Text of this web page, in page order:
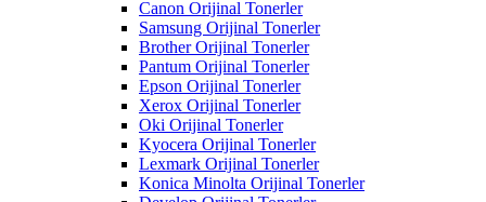
Canon Orijinal Tonerler
Samsung Orijinal Tonerler
Brother Orijinal Tonerler
Pantum Orijinal Tonerler
Epson Orijinal Tonerler
Xerox Orijinal Tonerler
Oki Orijinal Tonerler
Kyocera Orijinal Tonerler
Lexmark Orijinal Tonerler
Konica Minolta Orijinal Tonerler